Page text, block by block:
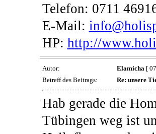
Telefon: 0711
E-Mail:
HP: http://
Autor: Elamicha [
Betreff des Beitrags:
Re: unsere
Hab gerade die
Tübingen weg ist